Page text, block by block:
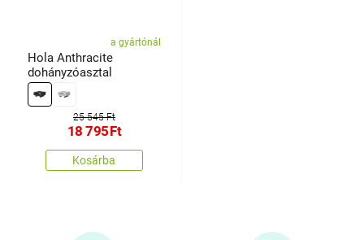
a gyártónál
Hola Anthracite
dohányzóasztal
25 545 Ft
18 795Ft
Kosárba